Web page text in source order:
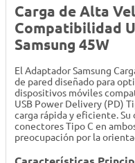
Carga de Alta
Compatibilidad
Samsung 45W
El Adaptador Samsung
de pared diseñado para
dispositivos móviles
USB Power Delivery (PD)
carga rápida y eficiente.
conectores Tipo C en
preocupación por la